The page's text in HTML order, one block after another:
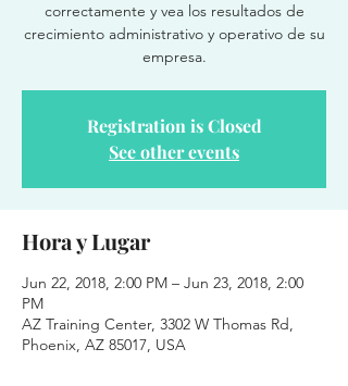
correctamente y vea los resultados de
crecimiento administrativo y operativo de su
empresa.
Registration is Closed
See other events
Hora y Lugar
Jun 22, 2018, 2:00 PM – Jun 23, 2018, 2:00
PM
AZ Training Center, 3302 W Thomas Rd,
Phoenix, AZ 85017, USA